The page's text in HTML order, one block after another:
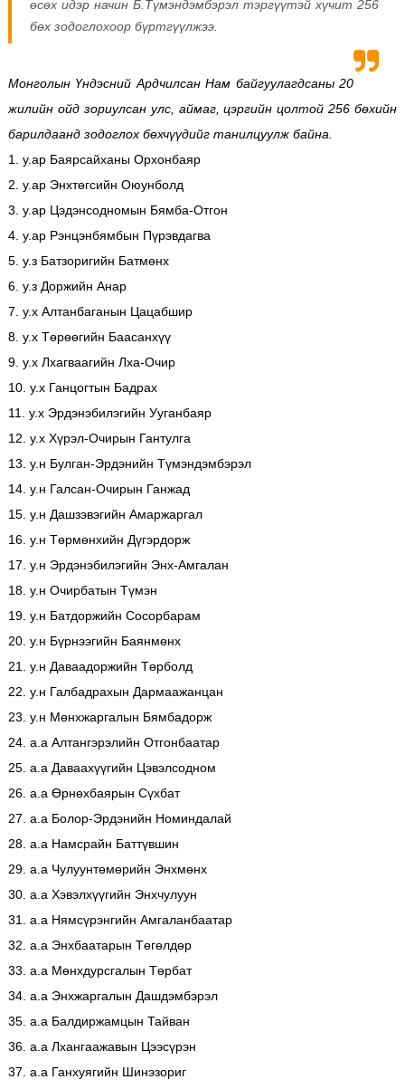
өсөх идэр начин Б.Түмэндэмбэрэл тэргүүтэй хүчит 256
бөх зодоглохоор бүртгүүлжээ.
Монголын Үндэсний Ардчилсан Нам байгуулагдсаны 20
жилийн ойд зориулсан улс, аймаг, цэргийн цолтой 256 бөхийн
барилдаанд зодоглох бөхчүүдийг танилцуулж байна.
1. у.ар Баярсайханы Орхонбаяр
2. у.ар Энхтөгсийн Оюунболд
3. у.ар Цэдэнсодномын Бямба-Отгон
4. у.ар Рэнцэнбямбын Пүрэвдагва
5. у.з Батзоригийн Батмөнх
6. у.з Доржийн Анар
7. у.х Алтанбаганын Цацабшир
8. у.х Төрөөгийн Баасанхүү
9. у.х Лхагваагийн Лха-Очир
10. у.х Ганцогтын Бадрах
11. у.х Эрдэнэбилэгийн Ууганбаяр
12. у.х Хүрэл-Очирын Гантулга
13. у.н Булган-Эрдэнийн Түмэндэмбэрэл
14. у.н Галсан-Очирын Ганжад
15. у.н Дашзэвэгийн Амаржаргал
16. у.н Төрмөнхийн Дүгэрдорж
17. у.н Эрдэнэбилэгийн Энх-Амгалан
18. у.н Очирбатын Түмэн
19. у.н Батдоржийн Сосорбарам
20. у.н Бүрнээгийн Баянмөнх
21. у.н Даваадоржийн Төрболд
22. у.н Галбадрахын Дармаажанцан
23. у.н Мөнхжаргалын Бямбадорж
24. а.а Алтангэрэлийн Отгонбаатар
25. а.а Даваахүүгийн Цэвэлсодном
26. а.а Өрнөхбаярын Сүхбат
27. а.а Болор-Эрдэнийн Номиндалай
28. а.а Намсрайн Баттүвшин
29. а.а Чулуунтөмөрийн Энхмөнх
30. а.а Хэвэлхүүгийн Энхчулуун
31. а.а Нямсүрэнгийн Амгаланбаатар
32. а.а Энхбаатарын Төгөлдөр
33. а.а Мөнхдурсгалын Төрбат
34. а.а Энхжаргалын Дашдэмбэрэл
35. а.а Балдиржамцын Тайван
36. а.а Лхангаажавын Цээсүрэн
37. а.а Ганхуягийн Шинэзориг